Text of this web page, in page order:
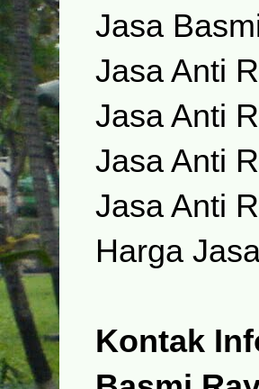
Jasa
Jasa Anti
Jasa Anti
Jasa Anti
Jasa Anti
Harga
Kontak